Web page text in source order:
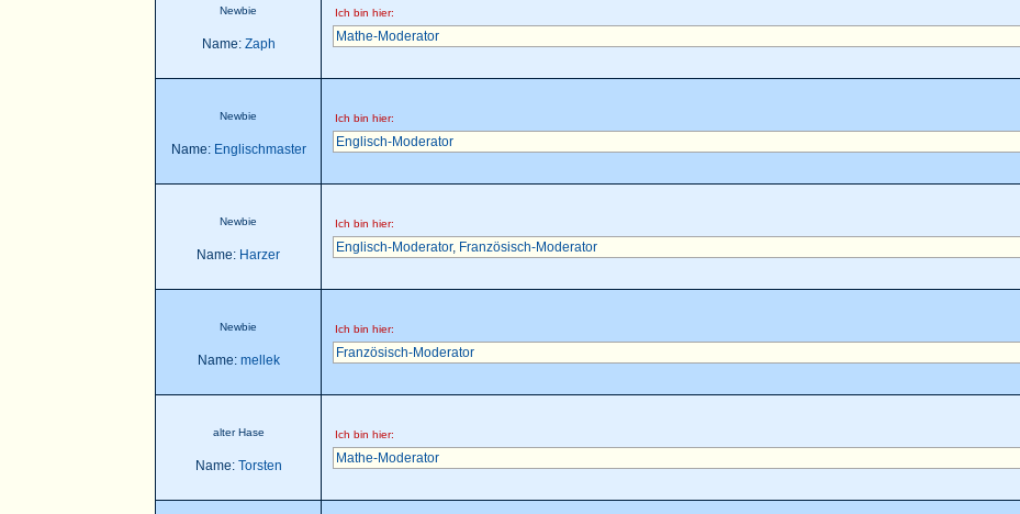
Newbie
Name: Zaph
Ich bin hier:
Mathe-Moderator
Newbie
Name: Englischmaster
Ich bin hier:
Englisch-Moderator
Newbie
Name: Harzer
Ich bin hier:
Englisch-Moderator, Französisch-Moderator
Newbie
Name: mellek
Ich bin hier:
Französisch-Moderator
alter Hase
Name: Torsten
Ich bin hier:
Mathe-Moderator